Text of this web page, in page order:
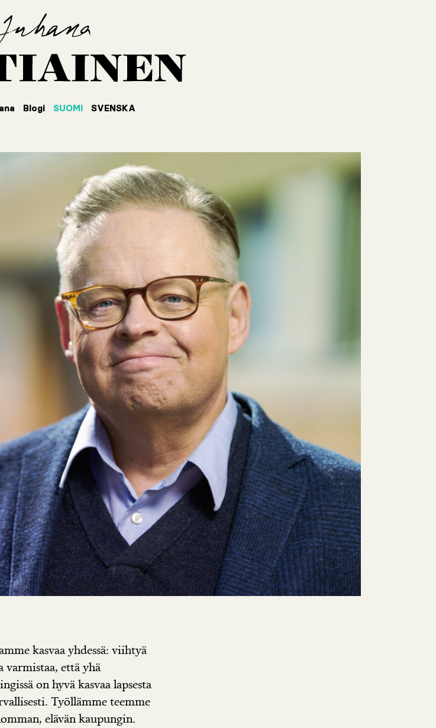
Blogi SUOMI SVENSKA
kasvaa yhdessä: viihtyä
varmistaa, että yhä
on hyvä kasvaa lapsesta
Työllämme teemme
elävän kaupungin.